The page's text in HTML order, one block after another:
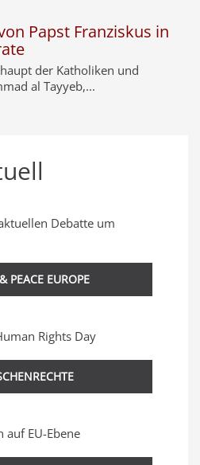
Papst Franziskus in
der Katholiken und
al Tayyeb,...
Debatte um
PEACE EUROPE
Rights Day
auf EU-Ebene